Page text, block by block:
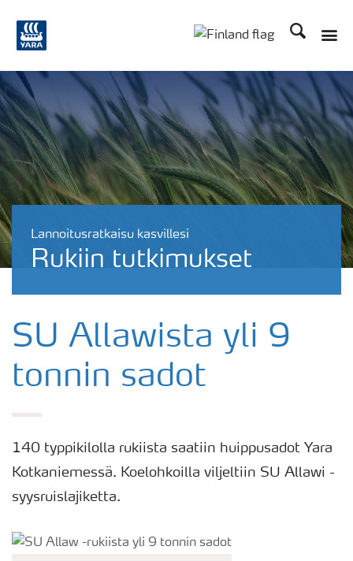
Etsi
Lannoitusratkaisu kasvillesi
Rukiin tutkimukset
SU Allawista yli 9
tonnin sadot
140 typpikilolla rukiista saatiin huippusadot Yara
Kotkaniemessä. Koelohkoilla viljeltiin SU Allawi -
syysruislajiketta.